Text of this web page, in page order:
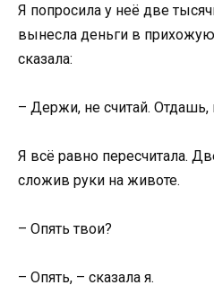
Я попросила у неё две
вынесла деньги в
сказала:
– Держи, не считай.
Я всё равно пересчитала.
сложив руки на животе.
– Опять твои?
– Опять, – сказала я.